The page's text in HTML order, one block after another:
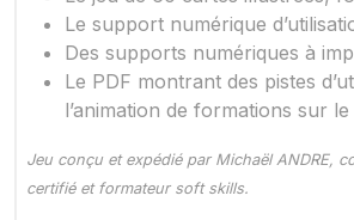
Le support numérique
Des supports numériques à
Le PDF montrant des pistes
l’animation de formations sur
Jeu conçu et expédié par Michaël ANDRE,
certifié et formateur soft skills.